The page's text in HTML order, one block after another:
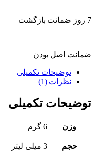
7 روز ضمانت بازگشت
ضمانت اصل بودن
توضیحات تکمیلی
نظرات (1)
توضیحات تکمیلی
وزن 6 گرم
حجم 3 میلی لیتر